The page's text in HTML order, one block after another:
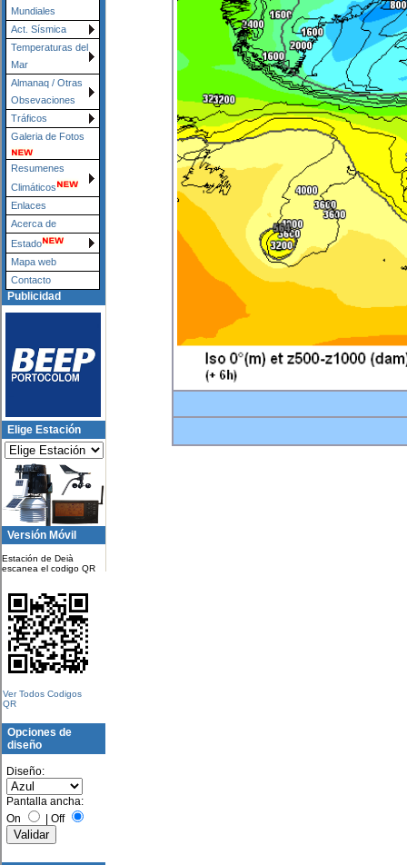
Mundiales
Act. Sísmica
Temperaturas del
Mar
Almanaq / Otras
Obsevaciones
Tráficos
Galeria de Fotos
Resumenes
Climáticos
Enlaces
Acerca de
Estado
Mapa web
Contacto
Publicidad
Elige Estación
Versión Móvil
Estación de Deià
escanea el codigo QR
Ver Todos Codigos
QR
Opciones de
diseño
Diseño:
Pantalla ancha:
On
Off